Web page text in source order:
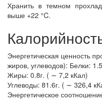
Хранить в темном
выше +22 °C.
Энергетическая ценность
жиров, углеводов): Белки:
Жиры: 0.8г. ( ∼ 7,2 кКал)
Углеводы: 81.6г. ( ∼ 326,4
Энергетическое